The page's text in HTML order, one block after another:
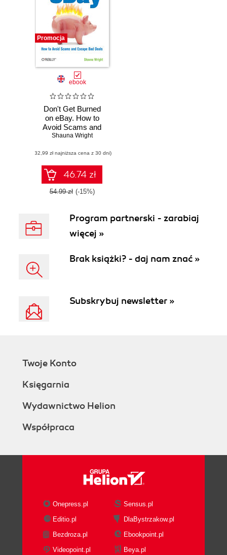
Promocja
ebook
Don't Get Burned
on eBay. How to
Avoid Scams and
Escape Bad Deals
Shauna Wright
(32,99 zł najniższa cena z 30 dni)
46.74 zł
54.99 zł (-15%)
Program partnerski - zarabiaj
więcej »
Brak książki? - daj nam znać »
Subskrybuj newsletter »
Twoje Konto
Księgarnia
Wydawnictwo Helion
Współpraca
Onepress.pl
Sensus.pl
Editio.pl
DlaBystrzakow.pl
Bezdroza.pl
Ebookpoint.pl
Videopoint.pl
Beya.pl